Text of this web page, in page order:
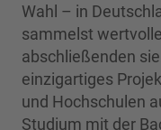
Wahl – in
sammelst
abschließenden
einzigartiges
und Hochschulen
Studium mit der